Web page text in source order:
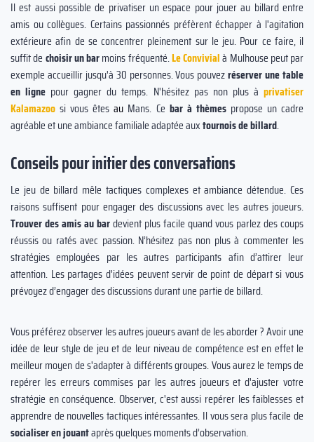
Il est aussi possible de privatiser un espace pour jouer au billard entre
amis ou collègues. Certains passionnés préfèrent échapper à l'agitation
extérieure afin de se concentrer pleinement sur le jeu. Pour ce faire, il
suffit de choisir un barmoins fréquenté.Le Convivialà Mulhouse peut par
exemple accueillir jusqu'à 30 personnes. Vous pouvezréserver une table
en ligne pour gagner du temps. N'hésitez pas non plus àprivatiser
Kalamazoo si vous êtesau Mans. Ce bar à thèmespropose un cadre
agréable et une ambiance familiale adaptée auxtournois de billard.
Conseils pour initier des conversations
Le jeu de billard mêle tactiques complexes et ambiance détendue. Ces
raisons suffisent pour engager des discussions avec les autres joueurs.
Trouver des amis au bardevient plus facile quand vous parlez des coups
réussis ou ratés avec passion. N’hésitez pas non plus à commenter les
stratégies employées par les autres participants afin d’attirer leur
attention. Les partages d'idées peuvent servir de point de départ si vous
prévoyez d’engager des discussions durant une partie de billard.
Vous préférez observer les autres joueurs avant de les aborder ? Avoir une
idée de leur style de jeu et de leur niveau de compétence est en effet le
meilleur moyen de s'adapter à différents groupes. Vous aurez le temps de
repérer les erreurs commises par les autres joueurs et d'ajuster votre
stratégie en conséquence. Observer, c'est aussi repérer les faiblesses et
apprendre de nouvelles tactiques intéressantes. Il vous sera plus facile de
socialiser en jouantaprès quelques moments d’observation.